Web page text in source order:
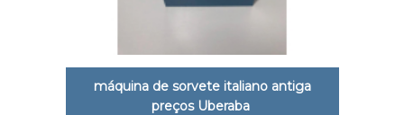
máquina de sorvete italiano antiga
preços Uberaba